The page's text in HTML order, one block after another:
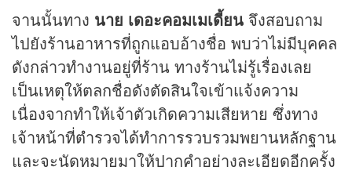
จานนั้นทาง นาย เดอะคอมเมเดี้ยน จึงสอบถาม
ไปยังร้านอาหารที่ถูกแอบอ้างชื่อ พบว่าไม่มีบุคคล
ดังกล่าวทำงานอยู่ที่ร้าน ทางร้านไม่รู้เรื่องเลย
เป็นเหตุให้ตลกชื่อดังตัดสินใจเข้าแจ้งความ
เนื่องจากทำให้เจ้าตัวเกิดความเสียหาย ซึ่งทาง
เจ้าหน้าที่ตำรวจได้ทำการรวบรวมพยานหลักฐาน
และจะนัดหมายมาให้ปากคำอย่างละเอียดอีกครั้ง